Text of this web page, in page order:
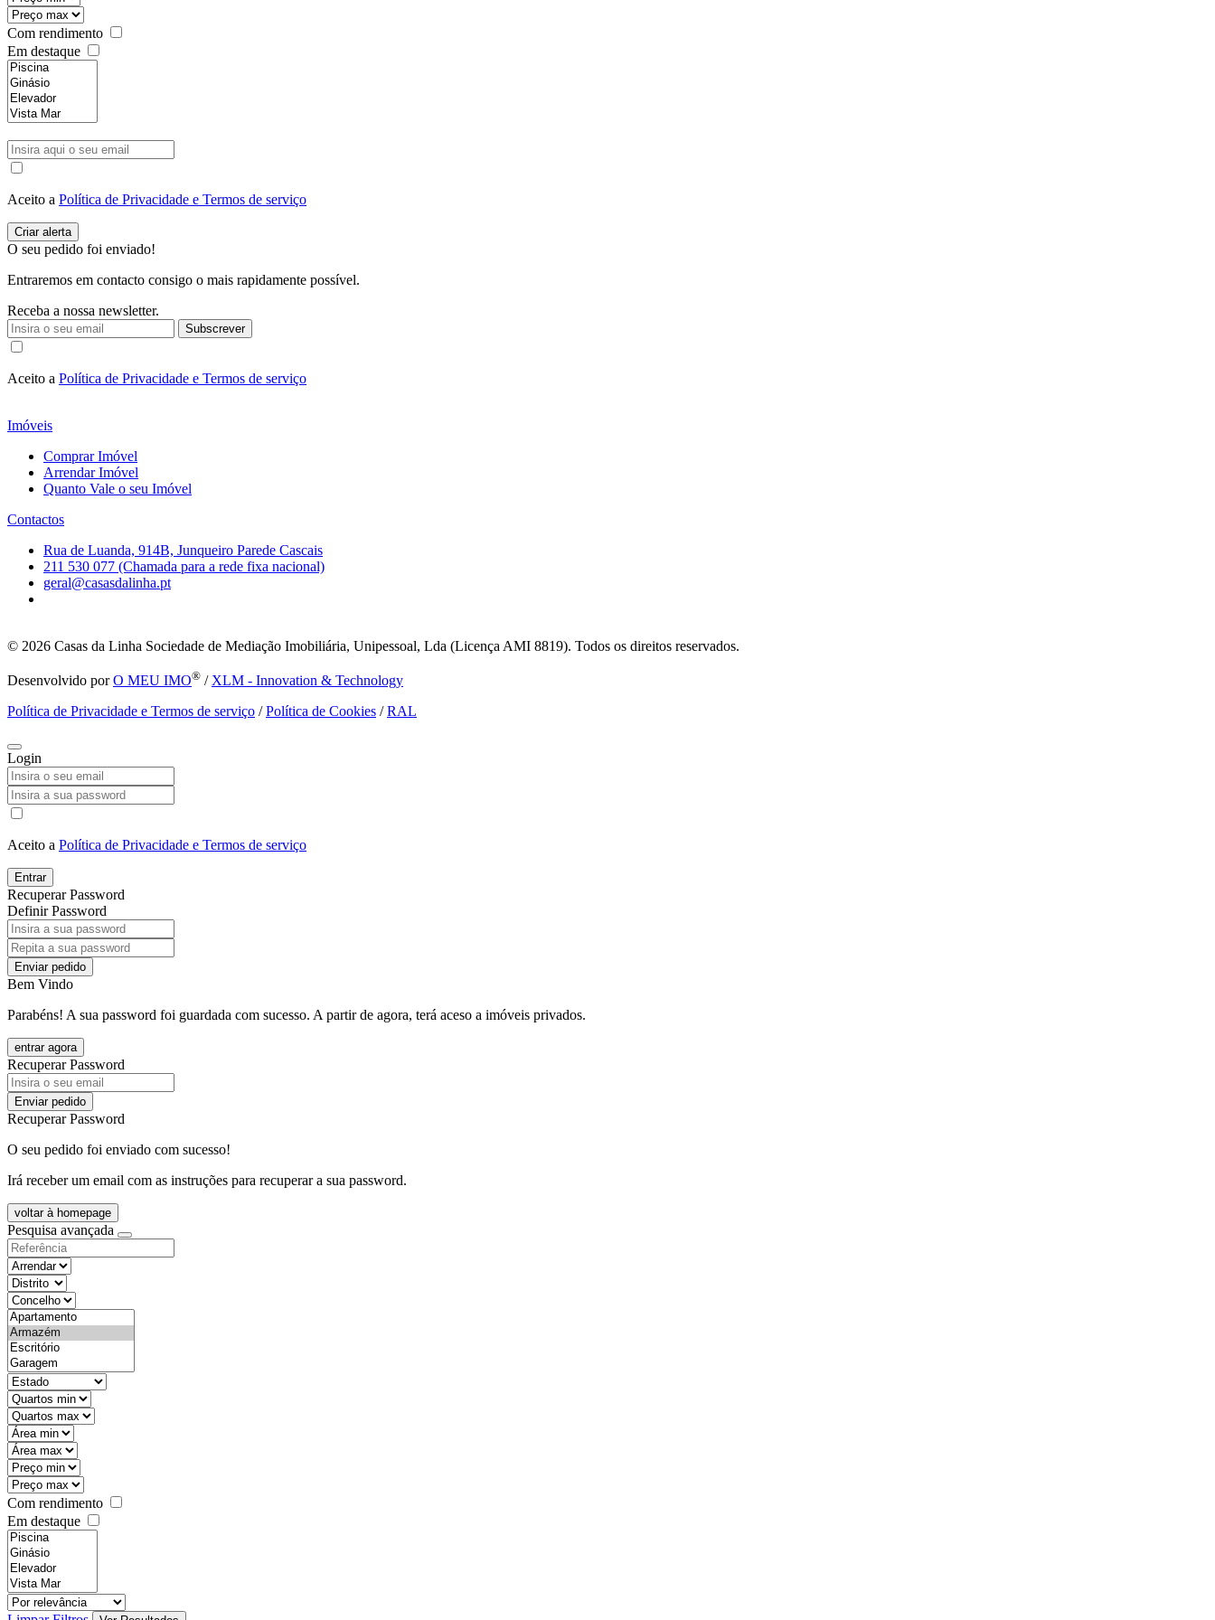
Com rendimento
Em destaque
Aceito a Política de Privacidade e Termos de serviço
O seu pedido foi enviado!
Entraremos em contacto consigo o mais rapidamente possível.
Receba a nossa newsletter.
Subscrever
Aceito a Política de Privacidade e Termos de serviço
Imóveis
Comprar Imóvel
Arrendar Imóvel
Quanto Vale o seu Imóvel
Contactos
Rua de Luanda, 914B, Junqueiro Parede Cascais
211 530 077 (Chamada para a rede fixa nacional)
geral@casasdalinha.pt
© 2026 Casas da Linha Sociedade de Mediação Imobiliária, Unipessoal, Lda (Licença AMI 8819). Todos os direitos reservados.
Desenvolvido porO MEU IMO® / XLM - Innovation & Technology
Política de Privacidade e Termos de serviço /Política de Cookies /RAL
Login
Aceito a Política de Privacidade e Termos de serviço
Entrar
Recuperar Password
Definir Password
Enviar pedido
Bem Vindo
Parabéns! A sua password foi guardada com sucesso. A partir de agora, terá aceso a imóveis privados.
entrar agora
Recuperar Password
Enviar pedido
Recuperar Password
O seu pedido foi enviado com sucesso!
Irá receber um email com as instruções para recuperar a sua password.
voltar à homepage
Pesquisa avançada
objective
districtId
countyId
types
state
mintypo
maxtypo
minarea
maxarea
minprice
maxprice
Com rendimento
Em destaque
features
realestateOrder